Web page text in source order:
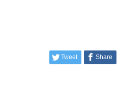
Tweet Share